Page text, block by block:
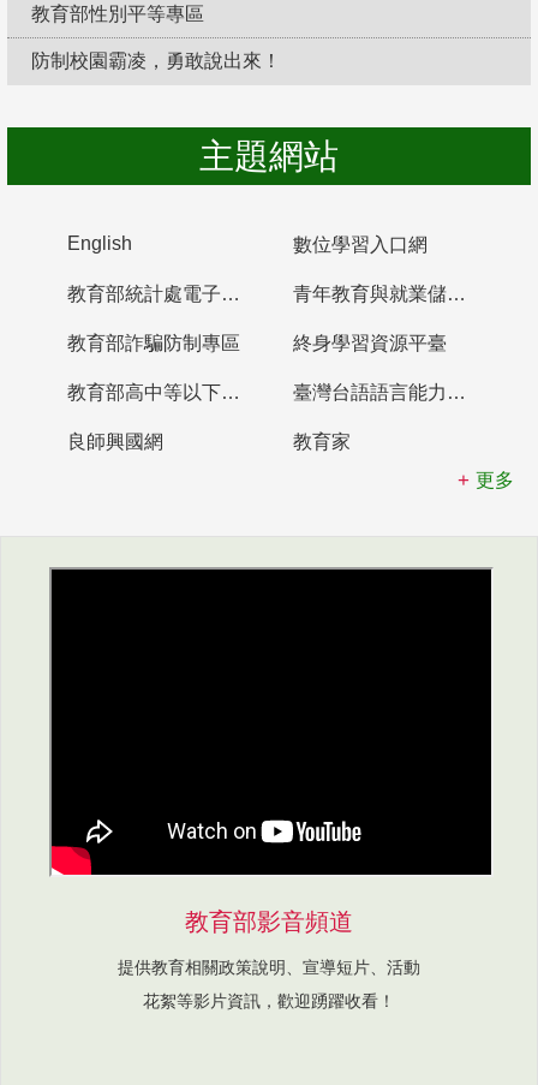
教育部性別平等專區
防制校園霸凌，勇敢說出來！
主題網站
English 數位學習入口網
教育部統計處電子書櫃 青年教育與就業儲蓄帳戶
教育部詐騙防制專區 終身學習資源平臺
教育部高中等以下學校及幼兒園教師資格檢定考試 臺灣台語語言能力認證網站
良師興國網
教育家
更多
教育部影音頻道
提供教育相關政策說明、宣導短片、活動
花絮等影片資訊，歡迎踴躍收看！